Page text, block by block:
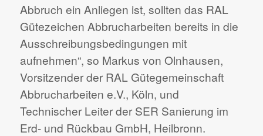
Abbruch ein Anliegen ist, sollten das RAL
Gütezeichen Abbrucharbeiten bereits in die
Ausschreibungsbedingungen mit
aufnehmen“, so Markus von Olnhausen,
Vorsitzender der RAL Gütegemeinschaft
Abbrucharbeiten e.V., Köln, und
Technischer Leiter der SER Sanierung im
Erd- und Rückbau GmbH, Heilbronn.